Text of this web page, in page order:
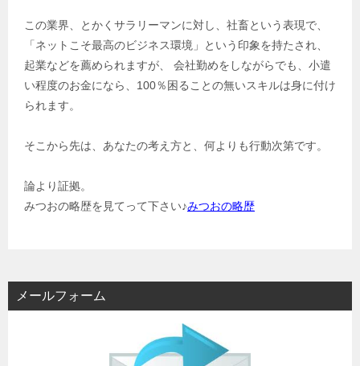
この業界、とかくサラリーマンに対し、社畜という表現で、
「ネットこそ最高のビジネス環境」という印象を持たされ、
起業などを薦められますが、 会社勤めをしながらでも、小遣
い程度のお金になら、100％困ることの無いスキルは身に付け
られます。
そこから先は、あなたの考え方と、何よりも行動次第です。
論より証拠。
みつおの略歴を見てって下さい♪みつおの略歴
メールフォーム